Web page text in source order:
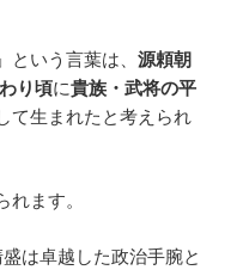
という言葉は、 源頼朝
り頃に貴族・武将の平
て生まれたと考えられ
ます。
盛は卓越した政治手腕と